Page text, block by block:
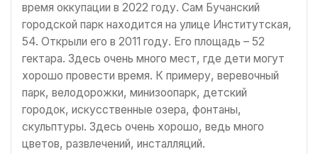
время оккупации в 2022 году. Сам Бучанский
городской парк находится на улице Институтская,
54. Открыли его в 2011 году. Его площадь – 52
гектара. Здесь очень много мест, где дети могут
хорошо провести время. К примеру, веревочный
парк, велодорожки, минизоопарк, детский
городок, искусственные озера, фонтаны,
скульптуры. Здесь очень хорошо, ведь много
цветов, развлечений, инсталляций.